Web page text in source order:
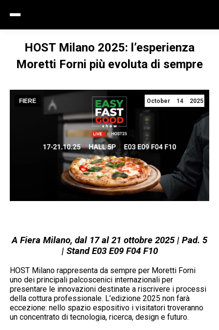
HOST Milano 2025: l’esperienza
Moretti Forni più evoluta di sempre
FIERE October 14 2025
A Fiera Milano, dal 17 al 21 ottobre 2025 | Pad. 5
| Stand E03 E09 F04 F10
HOST Milano rappresenta da sempre per Moretti Forni
uno dei principali palcoscenici internazionali per
presentare le innovazioni destinate a riscrivere i processi
della cottura professionale. L’edizione 2025 non farà
eccezione: nello spazio espositivo i visitatori troveranno
un concentrato di tecnologia, ricerca, design e futuro.